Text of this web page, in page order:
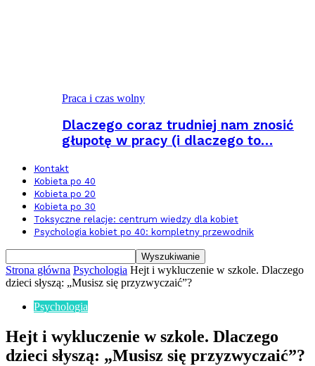
Praca i czas wolny
Dlaczego coraz trudniej nam znosić
głupotę w pracy (i dlaczego to…
Kontakt
Kobieta po 40
Kobieta po 20
Kobieta po 30
Toksyczne relacje: centrum wiedzy dla kobiet
Psychologia kobiet po 40: kompletny przewodnik
Strona główna Psychologia Hejt i wykluczenie w szkole. Dlaczego
dzieci słyszą: „Musisz się przyzwyczaić”?
Psychologia
Hejt i wykluczenie w szkole. Dlaczego
dzieci słyszą: „Musisz się przyzwyczaić”?